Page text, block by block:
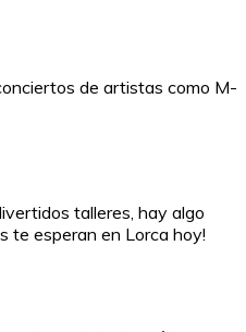
de artistas como M-
talleres, hay algo
te esperan en Lorca hoy!